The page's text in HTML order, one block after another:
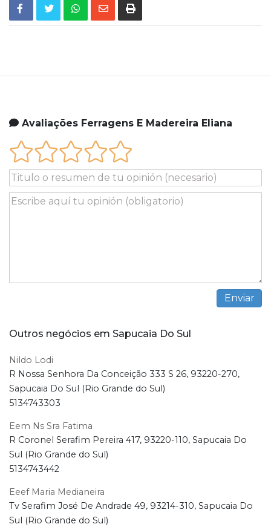
Avaliações Ferragens E Madereira Eliana
Outros negócios em Sapucaia Do Sul
Nildo Lodi
R Nossa Senhora Da Conceição 333 S 26, 93220-270,
Sapucaia Do Sul (Rio Grande do Sul)
5134743303
Eem Ns Sra Fatima
R Coronel Serafim Pereira 417, 93220-110, Sapucaia Do
Sul (Rio Grande do Sul)
5134743442
Eeef Maria Medianeira
Tv Serafim José De Andrade 49, 93214-310, Sapucaia Do
Sul (Rio Grande do Sul)